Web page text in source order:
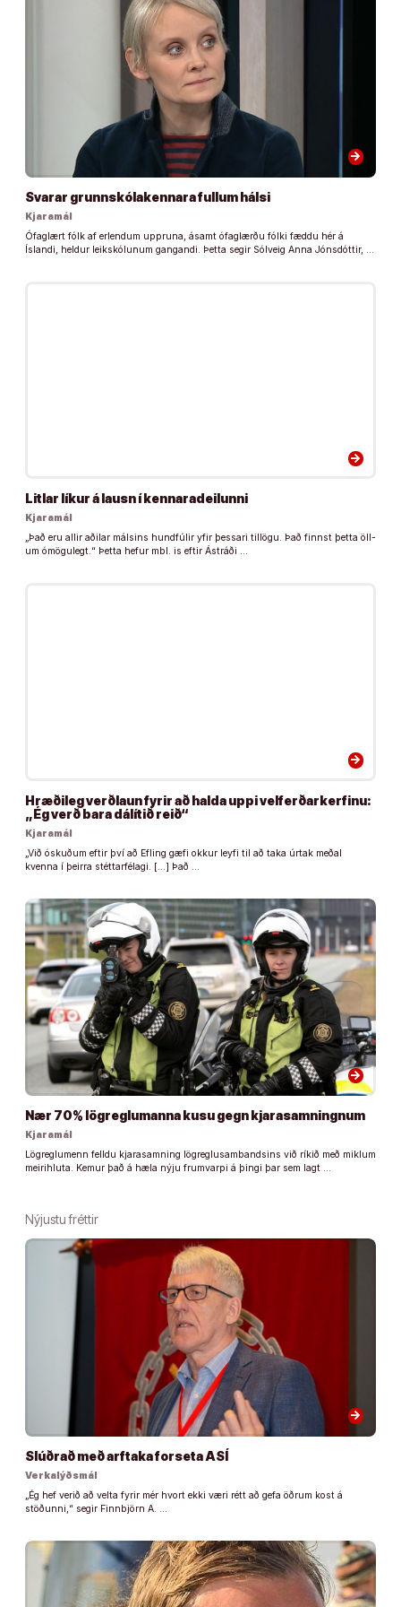
arrow_forward
Svarar grunnskólakennara fullum hálsi
Kjaramál
Ófaglært fólk af erlendum uppruna, ásamt ófaglærðu fólki fæddu hér á
Íslandi, heldur leikskólunum gangandi. Þetta segir Sólveig Anna Jónsdóttir, …
arrow_forward
Litlar líkur á lausn í kennaradeilunni
Kjaramál
„Það eru all­ir aðilar máls­ins hund­fúl­ir yfir þess­ari til­lögu. Það finnst þetta öll­
um ómögu­legt.“ Þetta hefur mbl. is eftir Ástráði …
arrow_forward
Hræðileg verðlaun fyrir að halda uppi velferðarkerfinu:
„Ég verð bara dálítið reið“
Kjaramál
„Við óskuðum eftir því að Efling gæfi okkur leyfi til að taka úrtak meðal
kvenna í þeirra stéttarfélagi. […] Það …
arrow_forward
Nær 70% lögreglumanna kusu gegn kjarasamningnum
Kjaramál
Lögreglumenn felldu kjarasamning lögreglusambandsins við ríkið með miklum
meirihluta. Kemur það á hæla nýju frumvarpi á þingi þar sem lagt …
Nýjustu fréttir
arrow_forward
Slúðrað með arftaka forseta ASÍ
Verkalýðsmál
„Ég hef verið að velta fyrir mér hvort ekki væri rétt að gefa öðrum kost á
stöðunni,“ segir Finnbjörn A. …